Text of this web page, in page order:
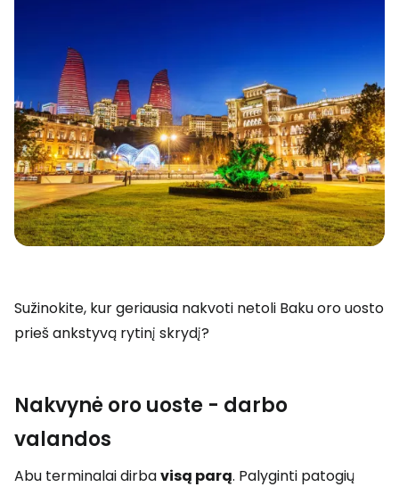
Sužinokite, kur geriausia nakvoti netoli Baku oro uosto
prieš ankstyvą rytinį skrydį?
Nakvynė oro uoste - darbo
valandos
Abu terminalai dirbavisą parą. Palyginti patogių